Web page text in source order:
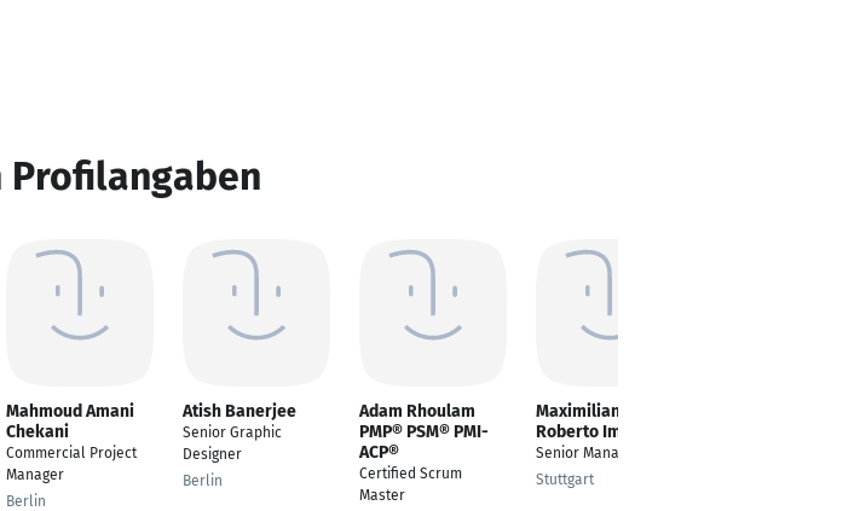
Profilangaben
Mahmoud Amani
Chekani
Commercial Project
Manager
Berlin
Atish Banerjee
Senior Graphic
Designer
Berlin
Adam Rhoulam
PMP® PSM® PMI-
ACP®
Certified Scrum
Master
Maximiliano
Roberto Imelio
Senior Manager
Stuttgart